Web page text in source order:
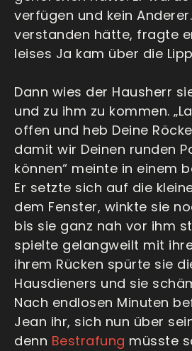
verfügen und kein
verstanden hätte, fragte
leises Ja kam über die
Dann wies der Hausherr
und zu ihm zu kommen.
offen und heb Deine
damit wir Deinen runden
können“ meinte in einem
Er setzte sich auf die
dem Fenster, winkte sie
bis sie ganz nah vor ihm
spielte gelangweilt mit
ihrem Rücken spürte sie
Hausdieners und sie
Nach endlosen Minuten
Jean ihr, sich nun über
denn Bestrafung müsste